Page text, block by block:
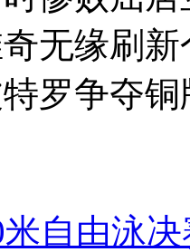
无缘刷
罗争夺铜
自由泳